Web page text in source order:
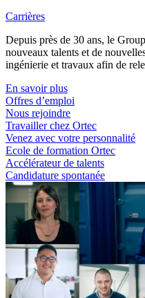
Carrières
Depuis près de 30 ans, le
nouveaux talents et de
ingénierie et travaux afin de
En savoir plus
Offres d’emploi
Nous rejoindre
Travailler chez Ortec
Venez avec votre personnalité
Ecole de formation Ortec
Accélérateur de talents
Candidature spontanée